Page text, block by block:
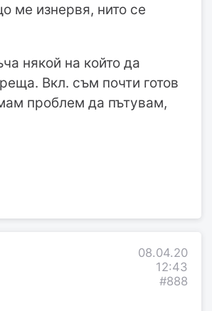
ме изнервя, нито се
някой на който да
Вкл. съм почти готов
проблем да пътувам,
08.04.20
12:43
#888